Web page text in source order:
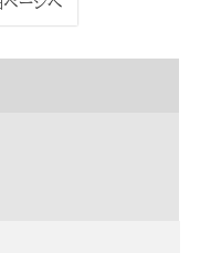
ージへ